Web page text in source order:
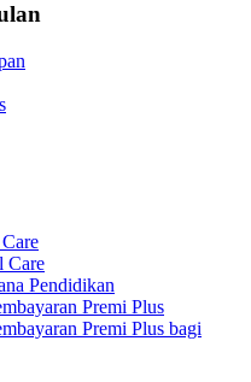
Care
Pendidikan
Premi Plus
Premi Plus bagi